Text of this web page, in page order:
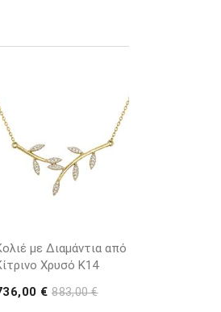
με Διαμάντια από
Χρυσό K14
€883,00 €